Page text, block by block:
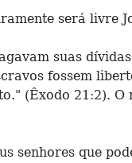
será livre
suas
fossem
(Êxodo 21:2).
senhores que